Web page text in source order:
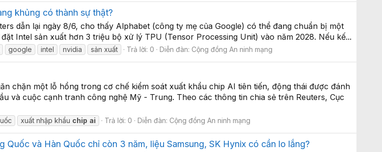
khủng có thành sự thật?
dẫn lại ngày 8/6, cho thấy Alphabet (công ty mẹ của Google) có thể đang chuẩn bị một
Intel sản xuất hơn 3 triệu bộ xử lý TPU (Tensor Processing Unit) vào năm 2028. Nếu kế...
google intel nvidia sản xuất Trả lời: 0 Diễn đàn: Cộng đồng An ninh mạng
chặn một lỗ hổng trong cơ chế kiểm soát xuất khẩu chip AI tiên tiến, động thái được đánh
và cuộc cạnh tranh công nghệ Mỹ - Trung. Theo các thông tin chia sẻ trên Reuters, Cục
xuất nhập khẩu chip ai Trả lời: 0 Diễn đàn: Cộng đồng An ninh mạng
và Hàn Quốc chỉ còn 3 năm, liệu Samsung, SK Hynix có cần lo lắng?